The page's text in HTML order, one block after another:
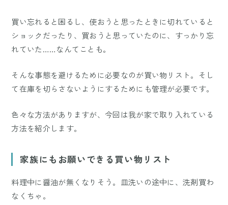
買い忘れると困るし、使おうと思ったときに切れていると
ショックだったり、買おうと思っていたのに、すっかり忘
れていた……なんてことも。
そんな事態を避けるために必要なのが買い物リスト。そし
て在庫を切らさないようにするためにも管理が必要です。
色々な方法がありますが、今回は我が家で取り入れている
方法を紹介します。
家族にもお願いできる買い物リスト
料理中に醤油が無くなりそう。皿洗いの途中に、洗剤買わ
なくちゃ。